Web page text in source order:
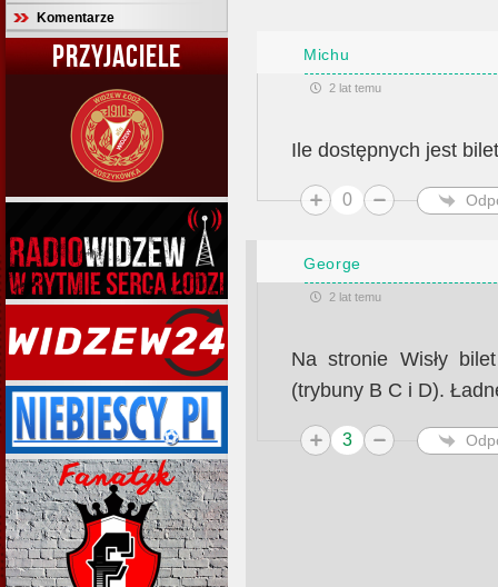
Komentarze
PRZYJACIELE Michu
2 lat temu
Ile dostępnych jest
0
George
2 lat temu
Na stronie Wisły
(trybuny B C i D).
3